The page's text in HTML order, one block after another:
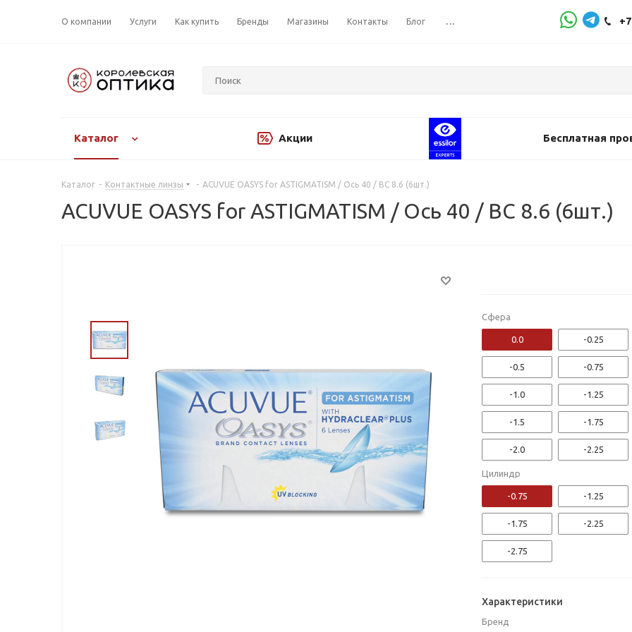
О компании Услуги Как купить Бренды Магазины Контакты Блог ...
Каталог Акции Бесплатная
Каталог - Контактные линзы - ACUVUE OASYS for ASTIGMATISM / Ось 40 / BC 8.6 (6шт.)
ACUVUE OASYS for ASTIGMATISM / Ось 40 / BC 8.6 (6шт.)
Сфера
0.0 -0.25
-0.5 -0.75
-1.0 -1.25
-1.5 -1.75
-2.0 -2.25
-2.5
-3.25
-3.5 -3.75
-4.0
Цилиндр
-0.75 -1.25
-1.75 -2.25
-2.75
Характеристики
Бренд